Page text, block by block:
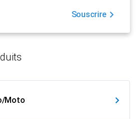
Souscrire
Moto